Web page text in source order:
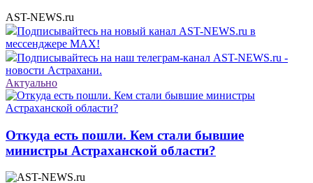
AST-NEWS.ru
Подписывайтесь на новый канал AST-NEWS.ru в
мессенджере MAX!
Подписывайтесь на наш телеграм-канал AST-NEWS.ru -
новости Астрахани.
Актуально
Откуда есть пошли. Кем стали бывшие
министры Астраханской области?